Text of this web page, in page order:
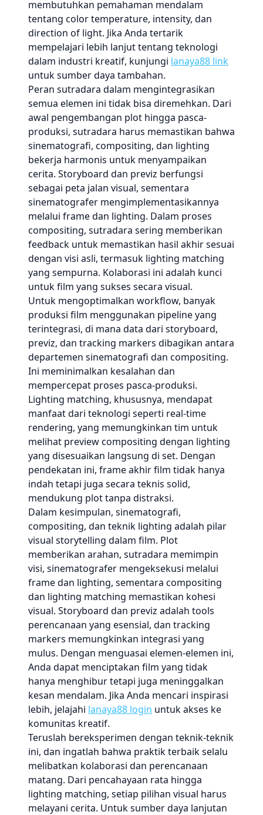
membutuhkan pemahaman mendalam
tentang color temperature, intensity, dan
direction of light. Jika Anda tertarik
mempelajari lebih lanjut tentang teknologi
dalam industri kreatif, kunjungi lanaya88 link
untuk sumber daya tambahan.
Peran sutradara dalam mengintegrasikan
semua elemen ini tidak bisa diremehkan. Dari
awal pengembangan plot hingga pasca-
produksi, sutradara harus memastikan bahwa
sinematografi, compositing, dan lighting
bekerja harmonis untuk menyampaikan
cerita. Storyboard dan previz berfungsi
sebagai peta jalan visual, sementara
sinematografer mengimplementasikannya
melalui frame dan lighting. Dalam proses
compositing, sutradara sering memberikan
feedback untuk memastikan hasil akhir sesuai
dengan visi asli, termasuk lighting matching
yang sempurna. Kolaborasi ini adalah kunci
untuk film yang sukses secara visual.
Untuk mengoptimalkan workflow, banyak
produksi film menggunakan pipeline yang
terintegrasi, di mana data dari storyboard,
previz, dan tracking markers dibagikan antara
departemen sinematografi dan compositing.
Ini meminimalkan kesalahan dan
mempercepat proses pasca-produksi.
Lighting matching, khususnya, mendapat
manfaat dari teknologi seperti real-time
rendering, yang memungkinkan tim untuk
melihat preview compositing dengan lighting
yang disesuaikan langsung di set. Dengan
pendekatan ini, frame akhir film tidak hanya
indah tetapi juga secara teknis solid,
mendukung plot tanpa distraksi.
Dalam kesimpulan, sinematografi,
compositing, dan teknik lighting adalah pilar
visual storytelling dalam film. Plot
memberikan arahan, sutradara memimpin
visi, sinematografer mengeksekusi melalui
frame dan lighting, sementara compositing
dan lighting matching memastikan kohesi
visual. Storyboard dan previz adalah tools
perencanaan yang esensial, dan tracking
markers memungkinkan integrasi yang
mulus. Dengan menguasai elemen-elemen ini,
Anda dapat menciptakan film yang tidak
hanya menghibur tetapi juga meninggalkan
kesan mendalam. Jika Anda mencari inspirasi
lebih, jelajahi lanaya88 login untuk akses ke
komunitas kreatif.
Teruslah bereksperimen dengan teknik-teknik
ini, dan ingatlah bahwa praktik terbaik selalu
melibatkan kolaborasi dan perencanaan
matang. Dari pencahayaan rata hingga
lighting matching, setiap pilihan visual harus
melayani cerita. Untuk sumber daya lanjutan